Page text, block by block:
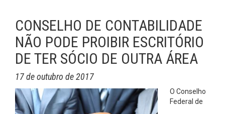
CONSELHO DE CONTABILIDADE
NÃO PODE PROIBIR ESCRITÓRIO
DE TER SÓCIO DE OUTRA ÁREA
17 de outubro de 2017
O Conselho
Federal de